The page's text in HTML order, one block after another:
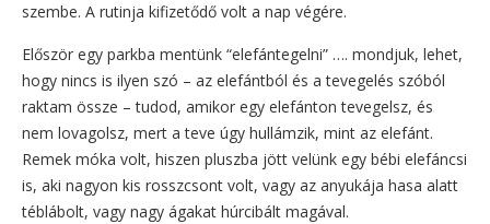
szembe. A rutinja kifizetődő volt a nap végére.
Először egy parkba mentünk “elefántegelni” …. mondjuk, lehet,
hogy nincs is ilyen szó – az elefántból és a tevegelés szóból
raktam össze – tudod, amikor egy elefánton tevegelsz, és
nem lovagolsz, mert a teve úgy hullámzik, mint az elefánt.
Remek móka volt, hiszen pluszba jött velünk egy bébi elefáncsi
is, aki nagyon kis rosszcsont volt, vagy az anyukája hasa alatt
téblábolt, vagy nagy ágakat húrcibált magával.